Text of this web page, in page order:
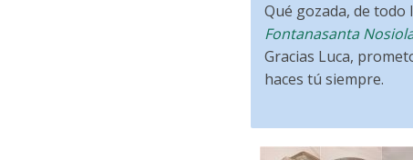
Qué gozada, de todo
Fontanasanta
Gracias Luca,
haces tú siempre.